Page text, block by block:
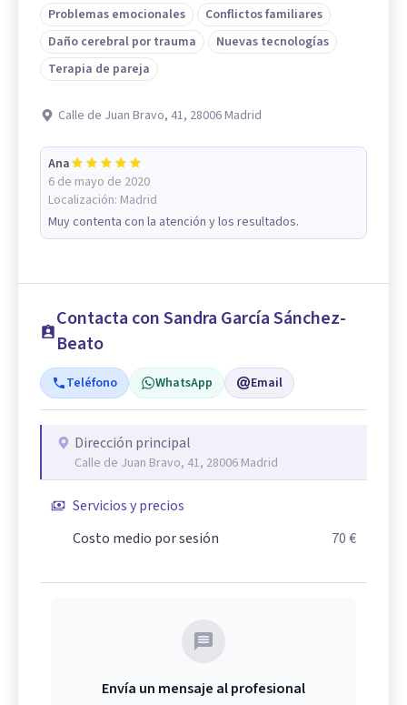
Problemas emocionales
Conflictos familiares
Daño cerebral por trauma
Nuevas tecnologías
Terapia de pareja
Calle de Juan Bravo, 41, 28006 Madrid
Ana
6 de mayo de 2020
Localización: Madrid
Muy contenta con la atención y los resultados.
Contacta con Sandra García Sánchez-
Beato
Teléfono WhatsApp Email
Dirección principal
Calle de Juan Bravo, 41, 28006 Madrid
Servicios y precios
Costo medio por sesión
70 €
Envía un mensaje al profesional